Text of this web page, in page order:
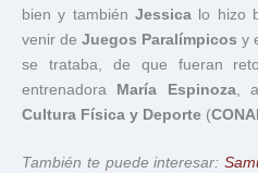
bien y tambiénJessica lo hizo
venir de Juegos Paralímpicos y
se trataba, de que fueran
entrenadora María Espinoza,
Cultura Física y Deporte (
También te puede interesar: